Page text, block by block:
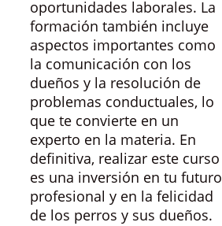
oportunidades laborales. La
formación también incluye
aspectos importantes como
la comunicación con los
dueños y la resolución de
problemas conductuales, lo
que te convierte en un
experto en la materia. En
definitiva, realizar este curso
es una inversión en tu futuro
profesional y en la felicidad
de los perros y sus dueños.